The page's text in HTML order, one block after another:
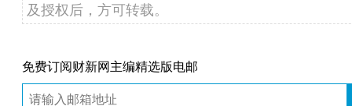
及授权后，方可转载。
免费订阅财新网主编精选版电邮